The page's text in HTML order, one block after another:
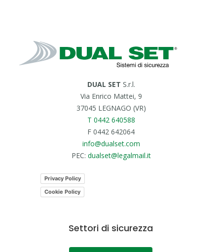
DUAL SET S.r.l.
Via Enrico Mattei, 9
37045 LEGNAGO (VR)
T 0442 640588
F 0442 642064
info@dualset.com
PEC: dualset@legalmail.it
Privacy Policy
Cookie Policy
Settori di sicurezza